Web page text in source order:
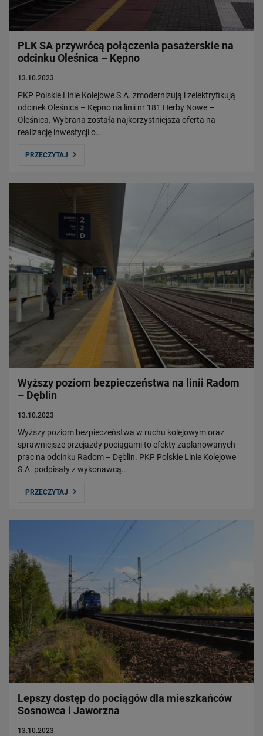
PLK SA przywrócą połączenia pasażerskie na
odcinku Oleśnica – Kępno
13.10.2023
PKP Polskie Linie Kolejowe S.A. zmodernizują i zelektryfikują
odcinek Oleśnica – Kępno na linii nr 181 Herby Nowe –
Oleśnica. Wybrana została najkorzystniejsza oferta na
realizację inwestycji o…
PRZECZYTAJ
Wyższy poziom bezpieczeństwa na linii Radom
– Dęblin
13.10.2023
Wyższy poziom bezpieczeństwa w ruchu kolejowym oraz
sprawniejsze przejazdy pociągami to efekty zaplanowanych
prac na odcinku Radom – Dęblin. PKP Polskie Linie Kolejowe
S.A. podpisały z wykonawcą…
PRZECZYTAJ
Lepszy dostęp do pociągów dla mieszkańców
Sosnowca i Jaworzna
13.10.2023